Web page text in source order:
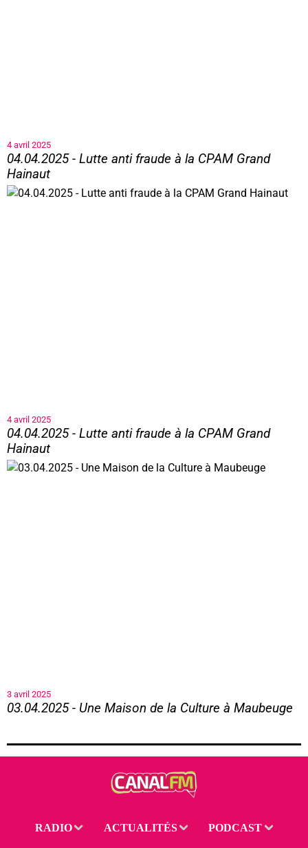
4 avril 2025
04.04.2025 - Lutte anti fraude à la CPAM Grand
Hainaut
04.04.2025 - Lutte anti fraude à la CPAM Grand Hainaut
4 avril 2025
04.04.2025 - Lutte anti fraude à la CPAM Grand
Hainaut
04.04.2025 - Lutte anti fraude à la CPAM Grand Hainaut
3 avril 2025
03.04.2025 - Une Maison de la Culture à Maubeuge
RADIO ACTUALITÉS PODCAST